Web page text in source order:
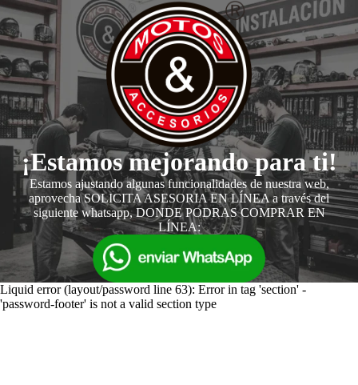
¡Estamos mejorando para ti!
Estamos ajustando algunas funcionalidades de nuestra web,
aprovecha SOLICITA ASESORIA EN LÍNEA a través del
siguiente whatsapp, DONDE PODRAS COMPRAR EN
LÍNEA:
Liquid error (layout/password line 63): Error in tag 'section' -
'password-footer' is not a valid section type